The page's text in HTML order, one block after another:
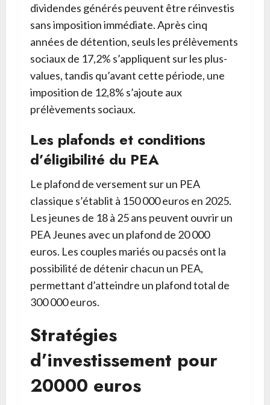
dividendes générés peuvent être réinvestis
sans imposition immédiate. Après cinq
années de détention, seuls les prélèvements
sociaux de 17,2% s’appliquent sur les plus-
values, tandis qu’avant cette période, une
imposition de 12,8% s’ajoute aux
prélèvements sociaux.
Les plafonds et conditions
d’éligibilité du PEA
Le plafond de versement sur un PEA
classique s’établit à 150 000 euros en 2025.
Les jeunes de 18 à 25 ans peuvent ouvrir un
PEA Jeunes avec un plafond de 20 000
euros. Les couples mariés ou pacsés ont la
possibilité de détenir chacun un PEA,
permettant d’atteindre un plafond total de
300 000 euros.
Stratégies
d’investissement pour
20000 euros